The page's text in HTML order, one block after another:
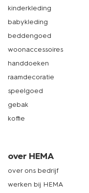
bestel badstof
hema.nl
Ben je enthousiast
hoeslakens van
kopen. HEMA heeft
Er zit dus altijd een
kun je de zachtheid
ervaren voordat je ze
online of in de winkel
perfecte badstof
kinderkleding
babykleding
beddengoed
woonaccessoires
handdoeken
raamdecoratie
speelgoed
gebak
koffie
over HEMA
over ons bedrijf
werken bij HEMA